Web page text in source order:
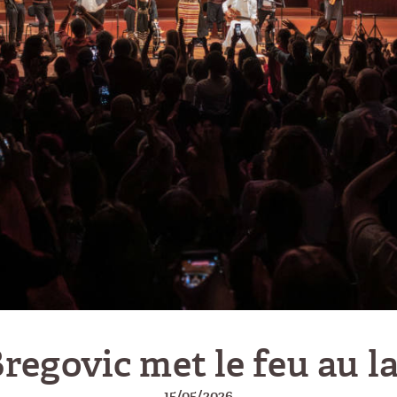
met le feu au